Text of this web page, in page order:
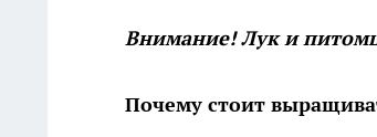
Внимание! Лук и
Почему стоит